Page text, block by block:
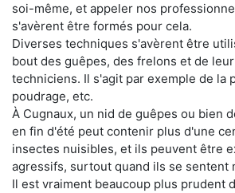
soi-même, et appeler nos
s'avèrent être formés pour cela.
Diverses techniques s'avèrent être
bout des guêpes, des frelons et de
techniciens. Il s'agit par exemple de la
poudrage, etc.
À Cugnaux, un nid de guêpes ou bien
en fin d'été peut contenir plus d'une
insectes nuisibles, et ils peuvent être
agressifs, surtout quand ils se sentent
Il est vraiment beaucoup plus prudent